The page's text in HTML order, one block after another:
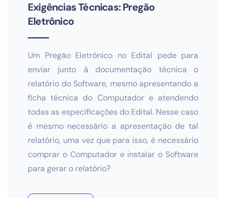
Exigências Técnicas: Pregão
Eletrônico
Um Pregão Eletrônico no Edital pede para
enviar junto à documentação técnica o
relatório do Software, mesmo apresentando a
ficha técnica do Computador e atendendo
todas as especificações do Edital. Nesse caso
é mesmo necessário a apresentação de tal
relatório, uma vez que para isso, é necessário
comprar o Computador e instalar o Software
para gerar o relatório?